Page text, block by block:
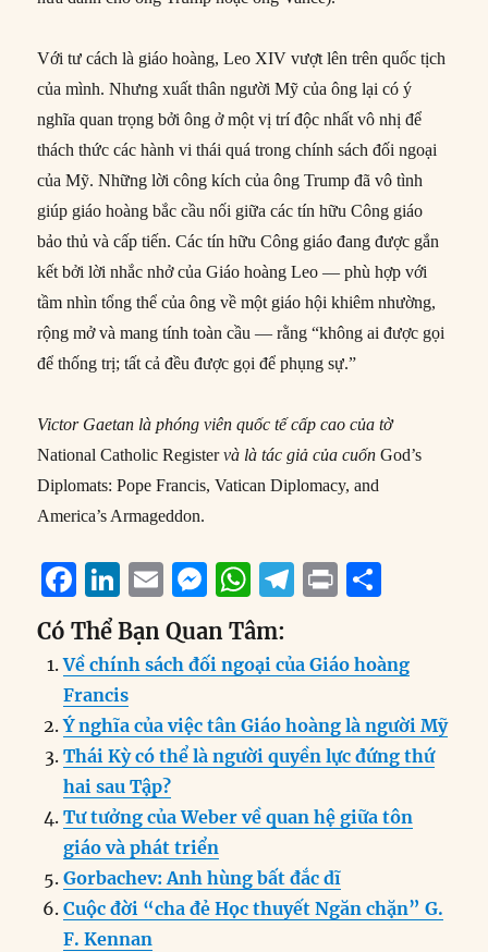
Với tư cách là giáo hoàng, Leo XIV vượt lên trên quốc tịch
của mình. Nhưng xuất thân người Mỹ của ông lại có ý
nghĩa quan trọng bởi ông ở một vị trí độc nhất vô nhị để
thách thức các hành vi thái quá trong chính sách đối ngoại
của Mỹ. Những lời công kích của ông Trump đã vô tình
giúp giáo hoàng bắc cầu nối giữa các tín hữu Công giáo
bảo thủ và cấp tiến. Các tín hữu Công giáo đang được gắn
kết bởi lời nhắc nhở của Giáo hoàng Leo — phù hợp với
tầm nhìn tổng thể của ông về một giáo hội khiêm nhường,
rộng mở và mang tính toàn cầu — rằng “không ai được gọi
để thống trị; tất cả đều được gọi để phụng sự.”
Victor Gaetan là phóng viên quốc tế cấp cao của tờ
National Catholic Registervà là tác giả của cuốn God’s
Diplomats: Pope Francis, Vatican Diplomacy, and
America’s Armageddon.
F
a
c
e
b
o
o
k
Li
n
k
e
d
I
n
E
m
ai
l
M
e
ss
e
n
g
W
h
at
s
A
p
T
e
g
r
a
P
n
t
a
re
Có Thể Bạn Quan Tâm:
Về chính sách đối ngoại của Giáo hoàng
Francis
Ý nghĩa của việc tân Giáo hoàng là người Mỹ
Thái Kỳ có thể là người quyền lực đứng thứ
hai sau Tập?
Tư tưởng của Weber về quan hệ giữa tôn
giáo và phát triển
Gorbachev: Anh hùng bất đắc dĩ
Cuộc đời “cha đẻ Học thuyết Ngăn chặn” G.
F. Kennan